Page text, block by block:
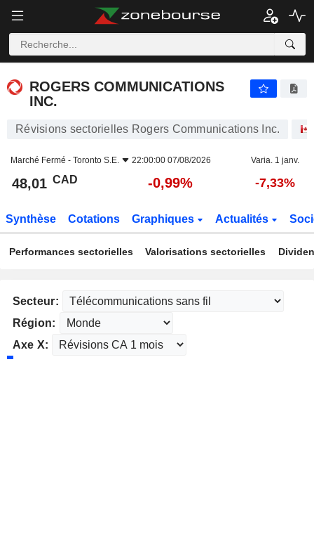
ROGERS COMMUNICATIONS
INC.
Révisions sectorielles Rogers Communications Inc.
Marché Fermé - Toronto S.E. 22:00:00 07/08/2026 Varia. 1 janv.
48,01 CAD -0,99% -7,33%
Synthèse Cotations Graphiques Actualités
Performances sectorielles Valorisations sectorielles
Secteur:
Région:
Axe X: